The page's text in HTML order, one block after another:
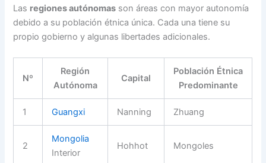
Las regiones autónomas son áreas con mayor autonomía
debido a su población étnica única. Cada una tiene su
propio gobierno y algunas libertades adicionales.
Nº
Región
Autónoma
Capital
Población Étnica
Predominante
1 Guangxi Nanning Zhuang
2
Mongolia
Interior
Hohhot Mongoles